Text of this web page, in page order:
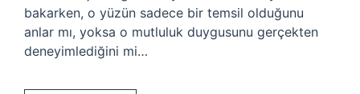
bakarken, o yüzün sadece bir temsil olduğunu
anlar mı, yoksa o mutluluk duygusunu gerçekten
deneyimlediğini mi…